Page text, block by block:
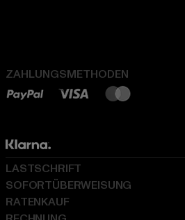
ZAHLUNGSMETHODEN
LASTSCHRIFT
SOFORTÜBERWEISUNG
RATENKAUF